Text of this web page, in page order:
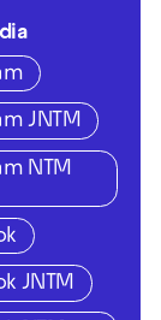
JNTM
NTM
JNTM